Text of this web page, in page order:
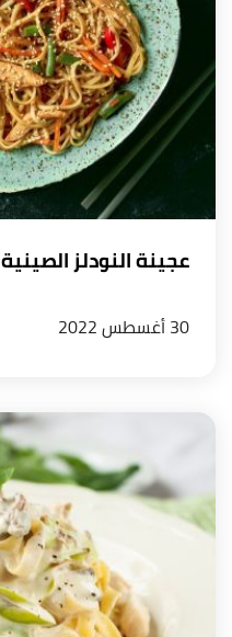
عجينة النودلز الصينية
30 أغسطس 2022